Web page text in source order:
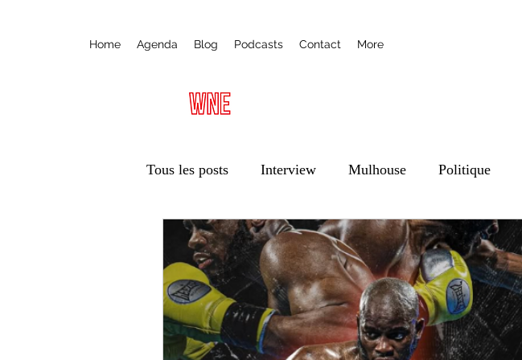
Home Agenda Blog Podcasts Contact More
Tous les posts Interview Mulhouse Politique
Radio Ateliers Éducation aux médias ESS
Vie des associations Transfrontalier Archives